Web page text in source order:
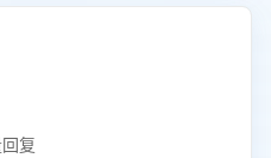
复